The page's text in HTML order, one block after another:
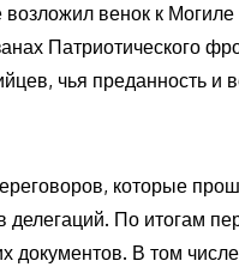
венок к Могиле
Патриотического
чья преданность и
которые
По итогам
документов. В том